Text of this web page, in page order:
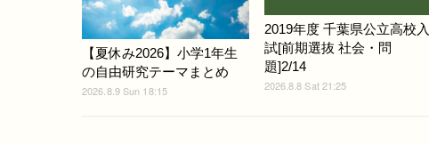
【夏休み2026】小学1年生
の自由研究テーマまとめ
2026.8.9 Sun 18:15
2019年度 千葉県公立高校入
試[前期選抜 社会・問
題]2/14
2026.8.8 Sat 21:25